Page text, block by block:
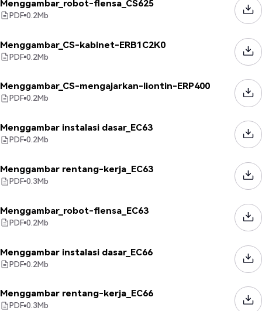
Menggambar_robot-flensa_CS625
PDF 0.2Mb
Menggambar_CS-kabinet-ERB1C2K0
PDF 0.2Mb
Menggambar_CS-mengajarkan-liontin-ERP400
PDF 0.2Mb
Menggambar instalasi dasar_EC63
PDF 0.2Mb
Menggambar rentang-kerja_EC63
PDF 0.3Mb
Menggambar_robot-flensa_EC63
PDF 0.2Mb
Menggambar instalasi dasar_EC66
PDF 0.2Mb
Menggambar rentang-kerja_EC66
PDF 0.3Mb